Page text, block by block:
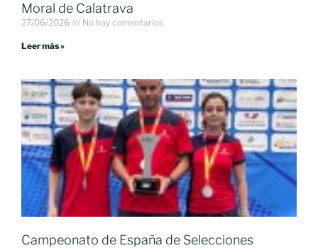
Moral de Calatrava
27/06/2026 No hay comentarios
Leer más »
Campeonato de España de Selecciones